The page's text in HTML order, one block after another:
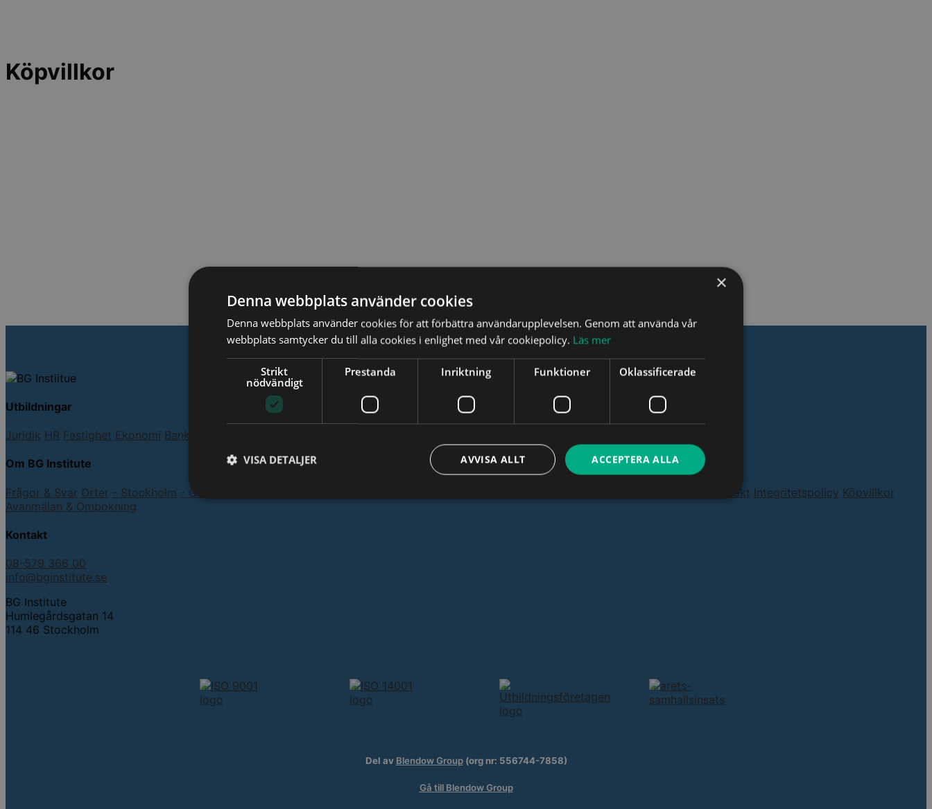
Köpvillkor
Utbildningar
Juridik HR Fastighet Ekonomi Bank & Finans
Om BG Institute
Frågor & Svar Orter - Stockholm - Göteborg Kontakt Integritetspolicy Köpvillkor
Avanmälan & Ombokning
Kontakt
08-579 366 00
info@bginstitute.se
BG Institute
Humlegårdsgatan 14
114 46 Stockholm
Del av Blendow Group(org nr: 556744-7858)
Gå till Blendow Group
×
Denna webbplats använder cookies
Denna webbplats använder cookies för att förbättra användarupplevelsen. Genom att använda vår
webbplats samtycker du till alla cookies i enlighet med vår cookiepolicy. Läs mer
Strikt
nödvändigt
Prestanda Inriktning Funktioner Oklassificerade
ACCEPTERA ALLA
AVVISA ALLT
VISA DETALJER